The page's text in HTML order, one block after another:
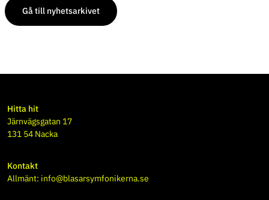
Gå till nyhetsarkivet
Hitta hit
Järnvägsgatan 17
131 54 Nacka
Kontakt
Allmänt: info@blasarsymfonikerna.se